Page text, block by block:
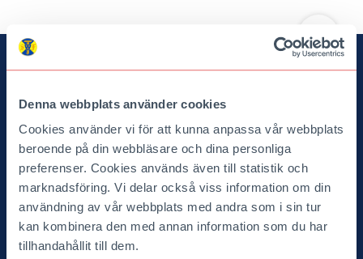
Denna webbplats använder cookies
Cookies använder vi för att kunna anpassa vår webbplats
beroende på din webbläsare och dina personliga
preferenser. Cookies används även till statistik och
marknadsföring. Vi delar också viss information om din
användning av vår webbplats med andra som i sin tur
kan kombinera den med annan information som du har
tillhandahållit till dem.
Turist
Svenska Turistföreningen
Box 17251
arrow_upward